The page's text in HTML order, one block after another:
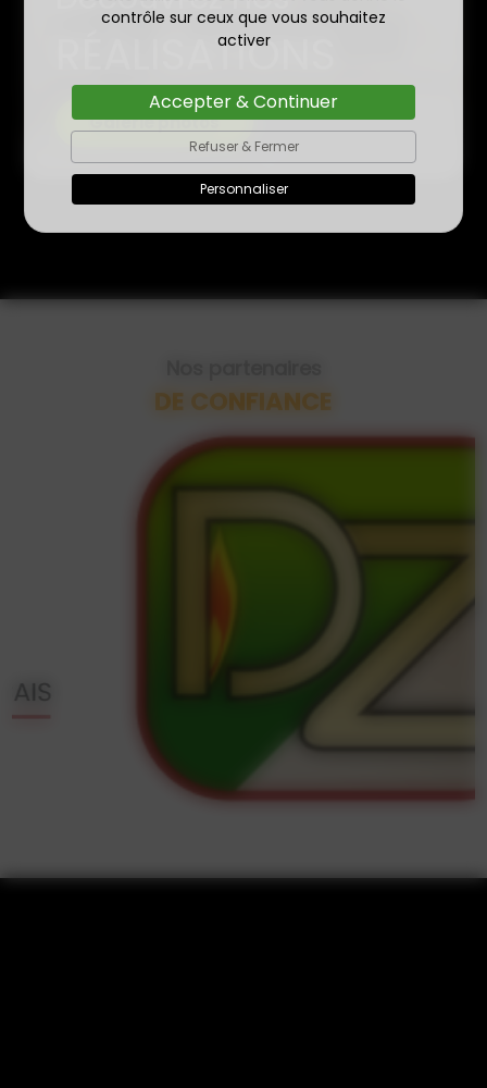
contrôle sur ceux que vous souhaitez
activer
Accepter & Continuer
Refuser & Fermer
Personnaliser
RÉALISATIONS
Galerie photos
DE CONFIANCE